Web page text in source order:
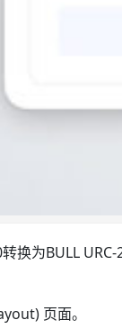
换为BULL
页面。